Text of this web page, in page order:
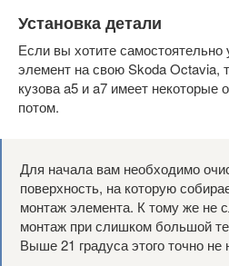
Установка детали
Если вы хотите самостоятельно
элемент на свою Skoda Octavia,
кузова a5 и a7 имеет некоторые
потом.
Для начала вам необходимо
поверхность, на которую
монтаж элемента. К тому же не
монтаж при слишком большой
Выше 21 градуса этого точно не